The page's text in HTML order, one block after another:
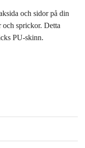
och sidor på din
och sprickor. Detta
PU-skinn.